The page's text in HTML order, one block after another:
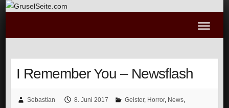
I Remember You – Newsflash
Sebastian 8. Juni 2017 Geister, Horror, News,